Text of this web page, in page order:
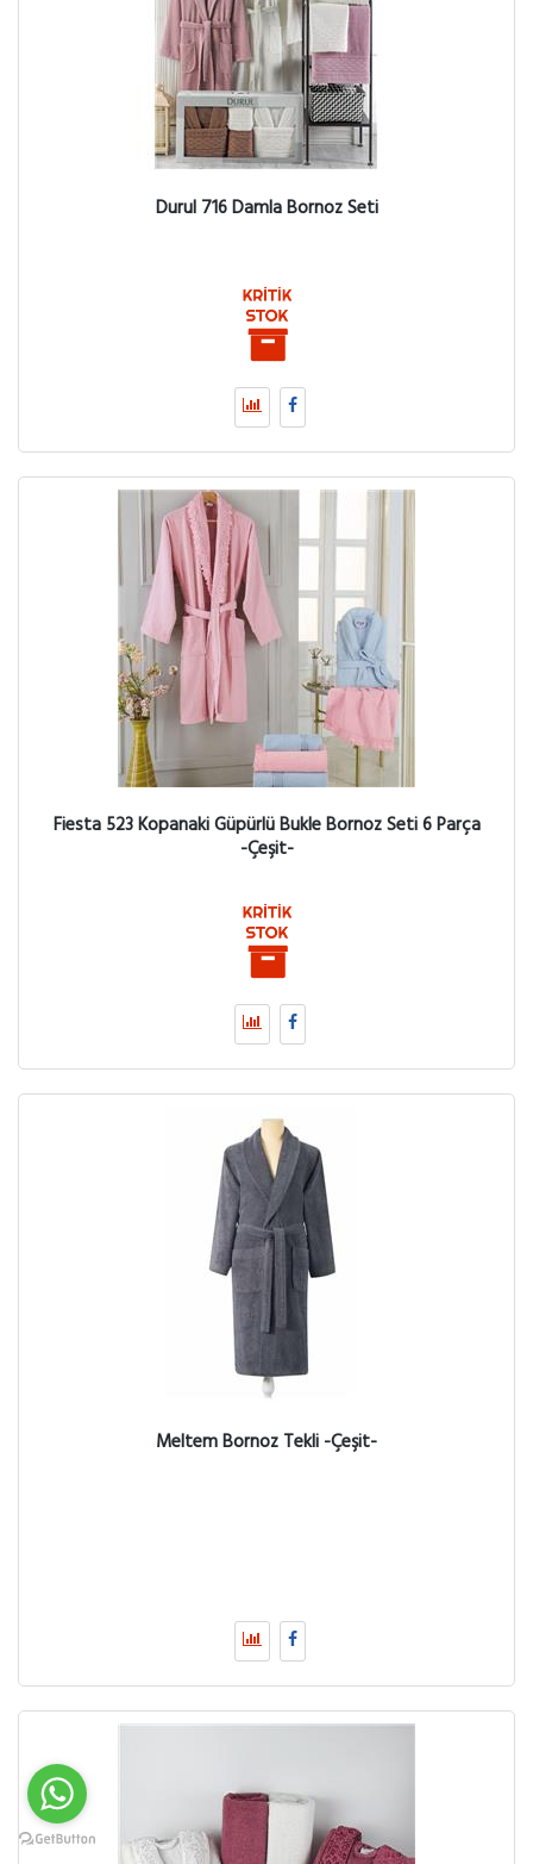
Durul 716 Damla Bornoz Seti
Fiesta 523 Kopanaki Güpürlü Bukle Bornoz Seti 6 Parça
-Çeşit-
Meltem Bornoz Tekli -Çeşit-